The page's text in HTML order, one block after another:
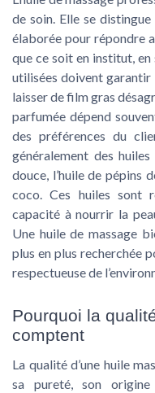
de soin. Elle se
élaborée pour répondre
que ce soit en institut, en
utilisées doivent garantir
laisser de film gras
parfumée dépend
des préférences du
généralement des huiles
douce, l’huile de pépins
coco. Ces huiles sont
capacité à nourrir la
Une huile de massage
plus en plus recherchée
respectueuse de
Pourquoi la
comptent
La qualité d’une huile
sa pureté, son origine